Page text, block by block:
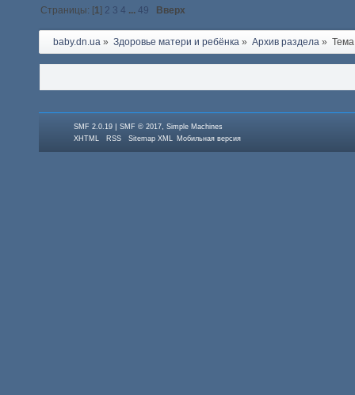
Страницы: [1] 2 3 4 ... 49 Вверх
baby.dn.ua » Здоровье матери и ребёнка » Архив раздела »
SMF 2.0.19 |SMF © 2017 ,Simple Machines
XHTML
RSS Sitemap XML Мобильная версия